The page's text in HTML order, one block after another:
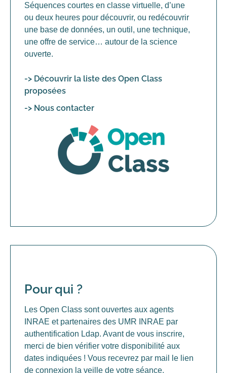
Séquences courtes en classe virtuelle, d’une
ou deux heures pour découvrir, ou redécouvrir
une base de données, un outil, une technique,
une offre de service… autour de la science
ouverte.
-> Découvrir la liste des Open Class
proposées
-> Nous contacter
Pour qui ?
Les Open Class sont ouvertes aux agents
INRAE et partenaires des UMR INRAE par
authentification Ldap. Avant de vous inscrire,
merci de bien vérifier votre disponibilité aux
dates indiquées ! Vous recevrez par mail le lien
de connexion la veille de votre séance.